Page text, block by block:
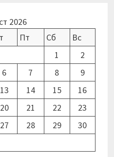
2026
Пт Сб
Вс
1
2
6 7 8
9
13 14 15
16
20 21 22
23
27 28 29
30